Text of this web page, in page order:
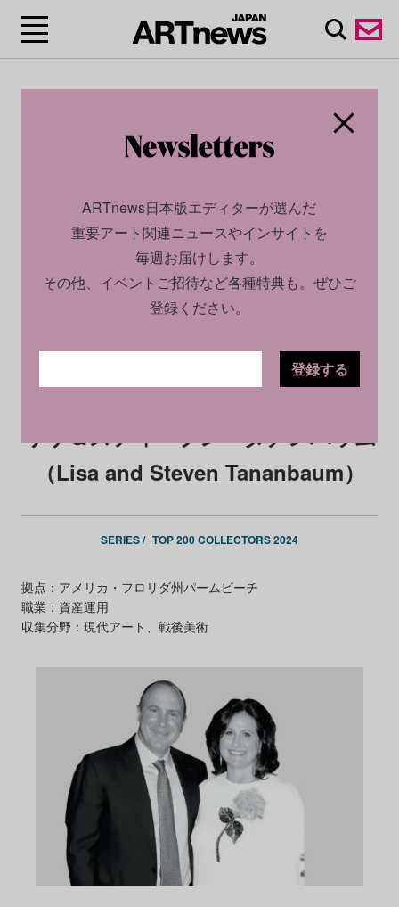
2025.02.10
リサ＆スティーブン・タナンバウム
（Lisa and Steven Tananbaum）
SERIES / TOP 200 COLLECTORS 2024
拠点：アメリカ・フロリダ州パームビーチ
職業：資産運用
収集分野：現代アート、戦後美術
ARTnews日本版エディターが選んだ
重要アート関連ニュースやインサイトを
毎週お届けします。
その他、イベントご招待など各種特典も。ぜひご
登録ください。
登録する